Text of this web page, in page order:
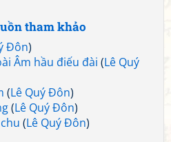
tham khảo
Đôn)
Âm hầu điếu đài (Lê Quý
(Lê Quý Đôn)
(Lê Quý Đôn)
(Lê Quý Đôn)